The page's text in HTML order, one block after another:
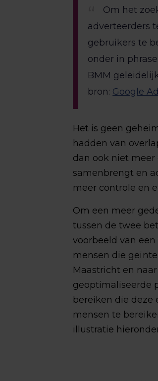
Om het
adverteerders
gebruikers te
onder in
BMM
bron: Google
Het is geen
hadden van
dan ook niet
samenbrengt en
meer controle en
Om een meer
tussen de twee
voorbeeld van
mensen die
Maastricht en
geoptimaliseerde
bereiken die deze
mensen te
illustratie